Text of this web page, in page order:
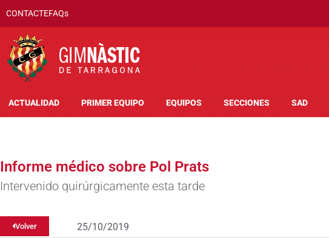
CONTACTEFAQs
ACTUALIDAD PRIMER EQUIPO EQUIPOS SECCIONES SAD
Informe médico sobre Pol Prats
Intervenido quirúrgicamente esta tarde
Volver 25/10/2019